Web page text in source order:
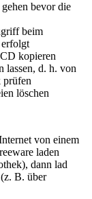
bevor die
beim
kopieren
lassen, d. h. von
prüfen
löschen
von einem
laden
dann lad
B. über